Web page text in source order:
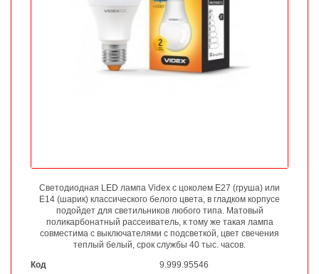
Светодиодная LED лампа Videx с цоколем Е27 (груша) или
Е14 (шарик) классического белого цвета, в гладком корпусе
подойдет для светильников любого типа. Матовый
поликарбонатный рассеиватель, к тому же такая лампа
совместима с выключателями с подсветкой, цвет свечения
теплый белый, срок службы 40 тыс. часов.
Код
9.999.95546